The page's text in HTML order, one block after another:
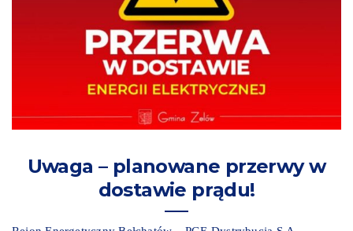
Uwaga – planowane przerwy w
dostawie prądu!